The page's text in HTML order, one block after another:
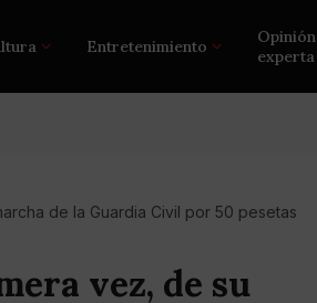
Entretenimiento
Opinión
experta
de la Guardia Civil por 50 pesetas
vez, de su